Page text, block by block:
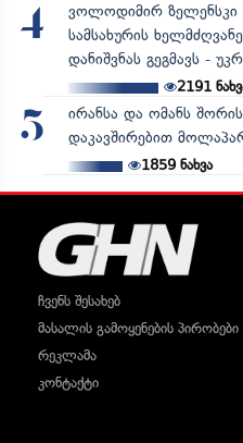
4
ვოლოდიმირ ზელენსკი
სამსახურის
დანიშვნას გეგმავს -
2191
5
ირანსა და ომანს
დაკავშირებით
1859ნახვა
ჩვენს შესახებ
მასალის გამოყენების პირობები
რეკლამა
კონტაქტი